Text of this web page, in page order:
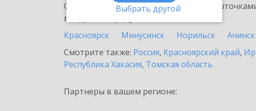
Выбрать другой
Ознакомьтесь с информационными
внедрение продукта.
Красноярск
Минусинск Норильск Ачинск
Смотрите также: Россия, Красноярский край,
Республика Хакасия, Томская область
Партнеры в вашем регионе: